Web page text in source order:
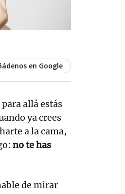
en Google
allá estás
ya crees
a la cama,
no te has
de mirar